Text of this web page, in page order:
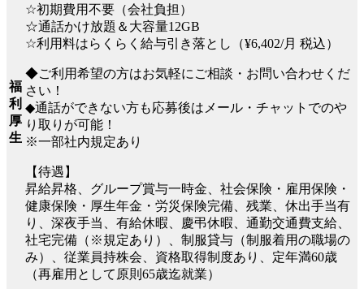
福
利
厚
生
☆初期費用不要（会社負担）
☆通話かけ放題＆大容量12GB
☆利用料はらくらく給与引き落とし（¥6,402/月 税込）
◆ご利用希望の方はお気軽にご相談・お問い合わせくだ
さい！
◆通話ができない方も応募後はメール・チャットでのや
り取りが可能！
※一部社内規定あり
【待遇】
昇給昇格、グループ賞与一時金、社会保険・雇用保険・
健康保険・厚生年金・労災保険完備、残業、休出手当有
り、深夜手当、有給休暇、慶弔休暇、通勤交通費支給、
社宅完備（※規定あり）、制服貸与（制服着用の職場の
み）、従業員持株会、資格取得制度あり、定年満60歳
（再雇用として原則65歳迄就業）